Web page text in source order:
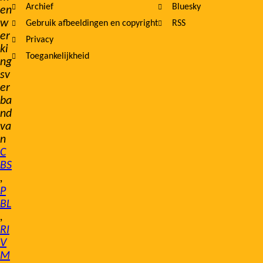
en
w
er
ki
ng
sv
er
ba
nd
va
n
C
BS
,
P
BL
,
RI
V
M
Archief
Gebruik afbeeldingen en copyright
Privacy
Toegankelijkheid
Bluesky
RSS